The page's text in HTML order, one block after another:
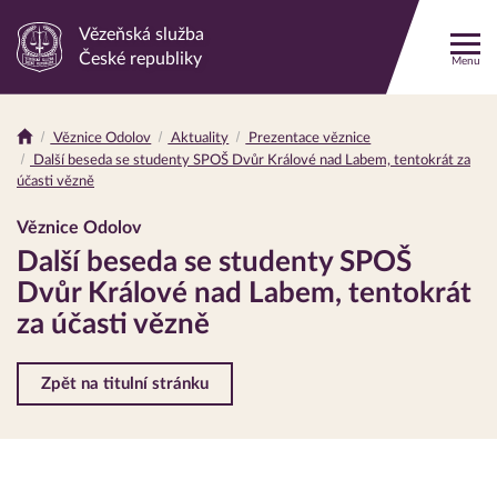
Odkaz
stránku
Vězeňská služba
České republiky
Menu
Drobečková
navigace
Věznice Odolov Aktuality
Prezentace věznice
Další beseda se studenty SPOŠ Dvůr Králové nad Labem, tentokrát za
účasti vězně
Věznice Odolov
Další beseda se studenty SPOŠ
Dvůr Králové nad Labem, tentokrát
za účasti vězně
Zpět na titulní stránku